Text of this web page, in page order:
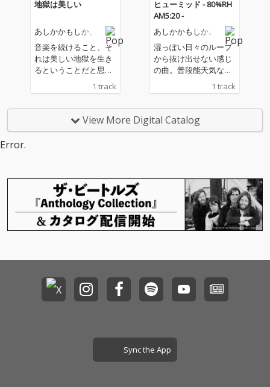
地獄は美しい
あしかかもしか。
音楽を続けること、そ
れは美しい地獄を生き
るということだと思い
1 track
ヒューミッド - 80%RH
AM5:20 -
あしかかもしか。
湿っぽい日々のループ
から抜け出せない感じ
の曲。普段能天気な人
が一人になった時に零
しているかもしれない
ものが書きたかっ
た……
1 track
View More Digital Catalog
Error.
Sync the App